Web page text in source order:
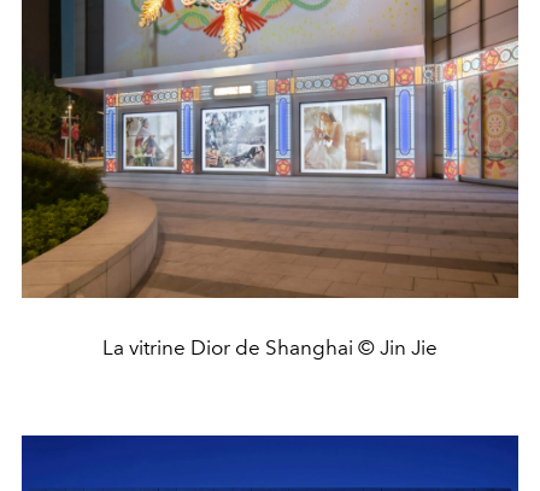
La vitrine Dior de Shanghai © Jin Jie